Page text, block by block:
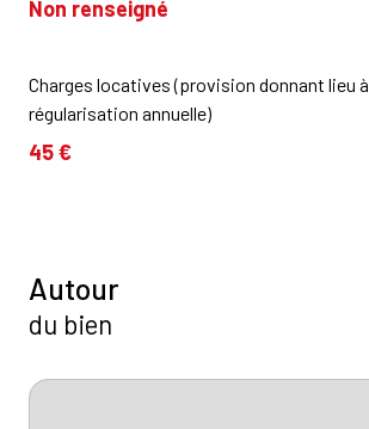
Non renseigné
Charges locatives (provision donnant lieu à
régularisation annuelle)
45 €
Autour
du bien